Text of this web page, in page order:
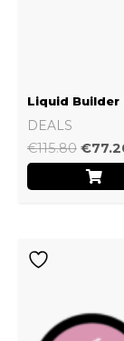
Liquid Builder
DEALS
€115.80 €